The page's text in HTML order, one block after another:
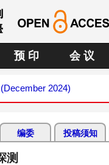
预 印 会 议
2024)
编委 投稿须知
测